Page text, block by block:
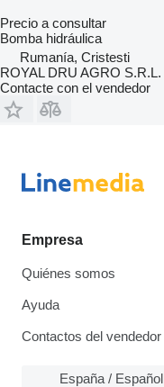
Precio a consultar
Bomba hidráulica
Rumanía, Cristesti
ROYAL DRU AGRO S.R.L.
Contacte con el vendedor
Empresa
Quiénes somos
Ayuda
Contactos del vendedor
España / Español